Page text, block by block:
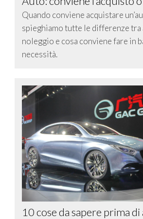
Quando conviene acquistare
spieghiamo tutte le differenze tra
noleggio e cosa conviene fare in
necessità.
10 cose da sapere prima